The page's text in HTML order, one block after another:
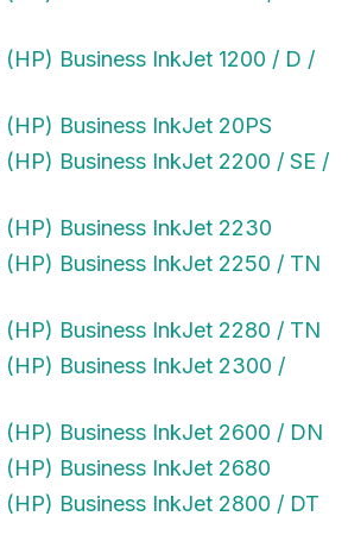
Business InkJet 1200 / D /
Business InkJet 20PS
Business InkJet 2200 / SE /
Business InkJet 2230
Business InkJet 2250 / TN
Business InkJet 2280 / TN
Business InkJet 2300 /
Business InkJet 2600 / DN
Business InkJet 2680
Business InkJet 2800 / DT